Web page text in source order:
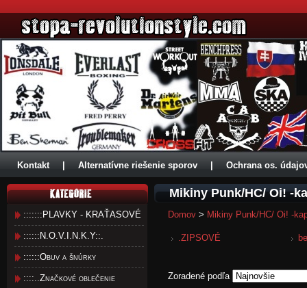
Kontakt Alternatívne riešenie sporov Ochrana os.
:::::::PLAVKY - KRAŤASOVÉ
::::::N.O.V.I.N.K.Y::.
::::::Obuv a šnúrky
::::..Značkové oblečenie
Mikiny Punk/HC/ Oi! -
Domov > Mikiny Punk/HC/ Oi! -
.ZIPSOVÉ
Zoradené podľa